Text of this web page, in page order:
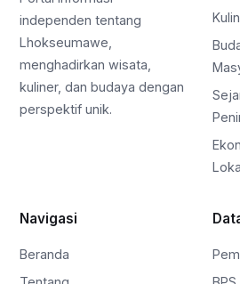
independen tentang
Lhokseumawe,
menghadirkan wisata,
kuliner, dan budaya dengan
perspektif unik.
Navigasi
Beranda